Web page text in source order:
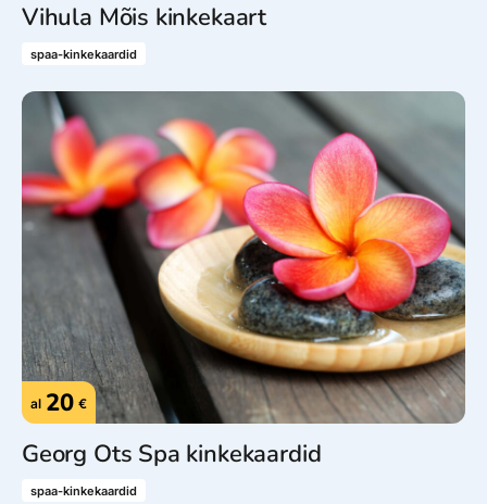
Vihula Mõis kinkekaart
spaa-kinkekaardid
al 20 €
Georg Ots Spa kinkekaardid
spaa-kinkekaardid